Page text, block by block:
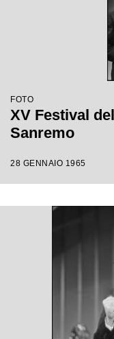
FOTO
XV Festival
Sanremo
28 GENNAIO 1965